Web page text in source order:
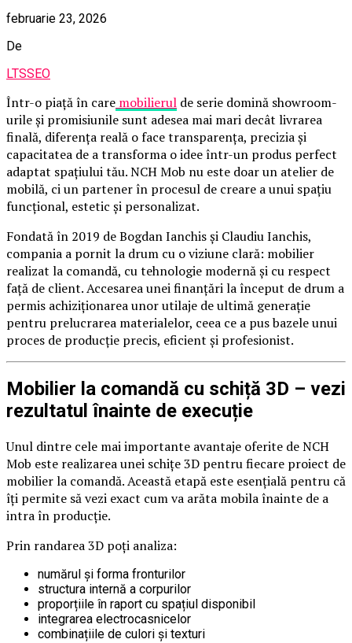
februarie 23, 2026
De
LTSSEO
Într-o piață în care mobilierul de serie domină showroom-
urile și promisiunile sunt adesea mai mari decât livrarea
finală, diferența reală o face transparența, precizia și
capacitatea de a transforma o idee într-un produs perfect
adaptat spațiului tău. NCH Mob nu este doar un atelier de
mobilă, ci un partener în procesul de creare a unui spațiu
funcțional, estetic și personalizat.
Fondată în 2019 de Bogdan Ianchis și Claudiu Ianchis,
compania a pornit la drum cu o viziune clară: mobilier
realizat la comandă, cu tehnologie modernă și cu respect
față de client. Accesarea unei finanțări la început de drum a
permis achiziționarea unor utilaje de ultimă generație
pentru prelucrarea materialelor, ceea ce a pus bazele unui
proces de producție precis, eficient și profesionist.
Mobilier la comandă cu schiță 3D – vezi
rezultatul înainte de execuție
Unul dintre cele mai importante avantaje oferite de NCH
Mob este realizarea unei schițe 3D pentru fiecare proiect de
mobilier la comandă. Această etapă este esențială pentru că
îți permite să vezi exact cum va arăta mobila înainte de a
intra în producție.
Prin randarea 3D poți analiza:
numărul și forma fronturilor
structura internă a corpurilor
proporțiile în raport cu spațiul disponibil
integrarea electrocasnicelor
combinațiile de culori și texturi